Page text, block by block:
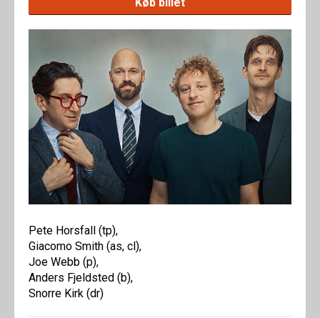
Pete Horsfall (tp),
Giacomo Smith (as, cl),
Joe Webb (p),
Anders Fjeldsted (b),
Snorre Kirk (dr)